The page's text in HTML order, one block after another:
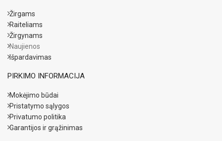
Žirgams
Raiteliams
Žirgynams
Naujienos
Išpardavimas
PIRKIMO INFORMACIJA
Mokėjimo būdai
Pristatymo sąlygos
Privatumo politika
Garantijos ir grąžinimas